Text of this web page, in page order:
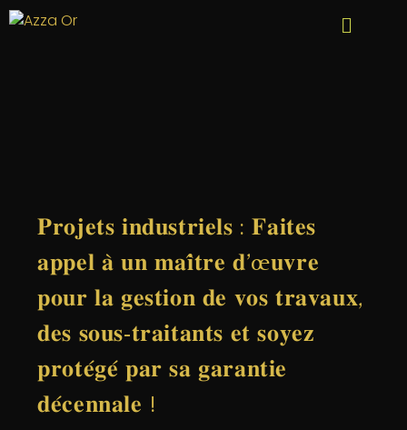
𝐏𝐫𝐨𝐣𝐞𝐭𝐬 𝐢𝐧𝐝𝐮𝐬𝐭𝐫𝐢𝐞𝐥𝐬 : 𝐅𝐚𝐢𝐭𝐞𝐬
𝐚𝐩𝐩𝐞𝐥 𝐚̀ 𝐮𝐧 𝐦𝐚𝐢̂𝐭𝐫𝐞 𝐝’œ𝐮𝐯𝐫𝐞
𝐩𝐨𝐮𝐫 𝐥𝐚 𝐠𝐞𝐬𝐭𝐢𝐨𝐧 𝐝𝐞 𝐯𝐨𝐬 𝐭𝐫𝐚𝐯𝐚𝐮𝐱,
𝐝𝐞𝐬 𝐬𝐨𝐮𝐬-𝐭𝐫𝐚𝐢𝐭𝐚𝐧𝐭𝐬 𝐞𝐭 𝐬𝐨𝐲𝐞𝐳
𝐩𝐫𝐨𝐭𝐞́𝐠𝐞́ 𝐩𝐚𝐫 𝐬𝐚 𝐠𝐚𝐫𝐚𝐧𝐭𝐢𝐞
𝐝𝐞́𝐜𝐞𝐧𝐧𝐚𝐥𝐞 !